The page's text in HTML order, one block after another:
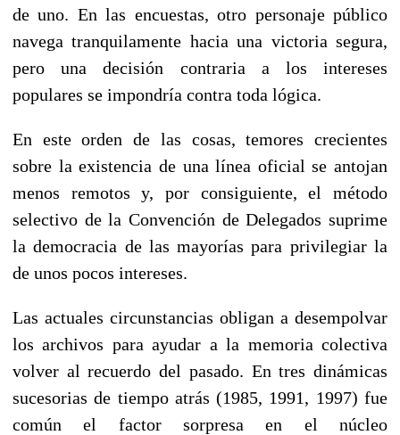
de uno. En las encuestas, otro personaje público
navega tranquilamente hacia una victoria segura,
pero una decisión contraria a los intereses
populares se impondría contra toda lógica.
En este orden de las cosas, temores crecientes
sobre la existencia de una línea oficial se antojan
menos remotos y, por consiguiente, el método
selectivo de la Convención de Delegados suprime
la democracia de las mayorías para privilegiar la
de unos pocos intereses.
Las actuales circunstancias obligan a desempolvar
los archivos para ayudar a la memoria colectiva
volver al recuerdo del pasado. En tres dinámicas
sucesorias de tiempo atrás (1985, 1991, 1997) fue
común el factor sorpresa en el núcleo